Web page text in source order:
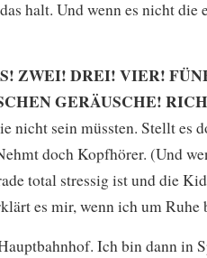
halt. Und wenn es nicht die
ZWEI! DREI! VIER!
GERÄUSCHE!
nicht sein müssten. Stellt es
doch Kopfhörer. (Und
total stressig ist und die
es mir, wenn ich um Ruhe
Ich bin dann in